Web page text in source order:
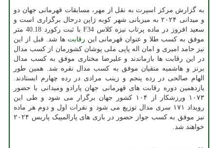
به گزارش مرکز اسپرت به نقل از مهر، مسابقات قهرمانی جهان دو
و میدانی ۲۰۲۴ به میزبانی شهر کوبه ژاپن درحال برگزاری است و
سعید افروز در ماده پرتاب نیزه کلاس F34 با ثبت رکورد 40.18 متر
موفق به کسب طلا و عنوان قهرمانی این رقابت ها شد. قبل از این
نیز حامد امیری و امان اله پاپی ملی پوشان کشورمان از کسب مدال
در این رقابت ها بازماندند و علیرضا مختاری موفق به کسب مدال
برنز و هاشمیه متقیان موفق به کسب مدال نقره شد. همین طور
الهام صالحی در رده پنجم و زینب مرادی در رده چهارم ایستادند.
یازدهمین دوره رقابت های قهرمانی جهان پارادو ومیدانی با حضور
۱۰۷۳ ورزشکار از ۱۰۴ کشور جهان برگزار می شود و طی این
رویداد ۱۷۱ سری مدال توزیع می شود و نفرات اول و دوم هر ماده
نیز موفق به کسب جواز حضور در بازی های پارالمپیک پاریس ۲۰۲۴
خواهند شد.